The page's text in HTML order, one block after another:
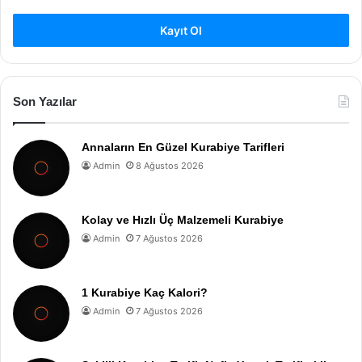
Kayıt Ol
Son Yazılar
Annaların En Güzel Kurabiye Tarifleri
Admin 8 Ağustos 2026
Kolay ve Hızlı Üç Malzemeli Kurabiye
Admin 7 Ağustos 2026
1 Kurabiye Kaç Kalori?
Admin 7 Ağustos 2026